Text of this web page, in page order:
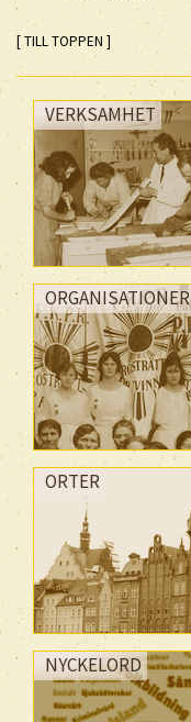
[ TILL TOPPEN ]
VERKSAMHET
ORGANISATIONER
ORTER
NYCKELORD